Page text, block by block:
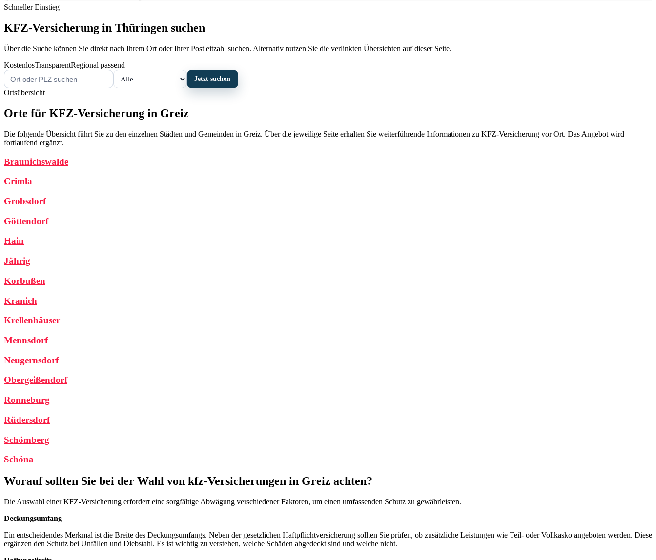
Schneller Einstieg
KFZ-Versicherung in Thüringen suchen
Über die Suche können Sie direkt nach Ihrem Ort oder Ihrer Postleitzahl suchen. Alternativ nutzen Sie die verlinkten Übersichten auf dieser Seite.
KostenlosTransparentRegional passend
Jetzt suchen
Ortsübersicht
Orte für KFZ-Versicherung in Greiz
Die folgende Übersicht führt Sie zu den einzelnen Städten und Gemeinden in Greiz. Über die jeweilige Seite erhalten Sie weiterführende Informationen zu KFZ-Versicherung vor Ort. Das Angebot wird
fortlaufend ergänzt.
Braunichswalde
Crimla
Grobsdorf
Göttendorf
Hain
Jährig
Korbußen
Kranich
Krellenhäuser
Mennsdorf
Neugernsdorf
Obergeißendorf
Ronneburg
Rüdersdorf
Schömberg
Schöna
Worauf sollten Sie bei der Wahl von kfz-Versicherungen in Greiz achten?
Die Auswahl einer KFZ-Versicherung erfordert eine sorgfältige Abwägung verschiedener Faktoren, um einen umfassenden Schutz zu gewährleisten.
Deckungsumfang
Ein entscheidendes Merkmal ist die Breite des Deckungsumfangs. Neben der gesetzlichen Haftpflichtversicherung sollten Sie prüfen, ob zusätzliche Leistungen wie Teil- oder Vollkasko angeboten werden. Diese
ergänzen den Schutz bei Unfällen und Diebstahl. Es ist wichtig zu verstehen, welche Schäden abgedeckt sind und welche nicht.